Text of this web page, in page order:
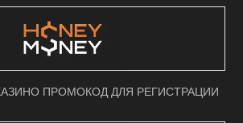
КАЗИНО ПРОМОКОД ДЛЯ РЕГИСТРАЦИИ